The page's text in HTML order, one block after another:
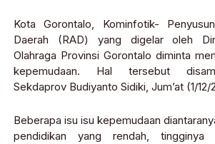
Kota Gorontalo, Kominfotik-
Daerah (RAD) yang digelar oleh
Olahraga Provinsi Gorontalo diminta
kepemudaan. Hal tersebut
Sekdaprov Budiyanto Sidiki, Jum’at (1/12/
Beberapa isu isu kepemudaan
pendidikan yang rendah, tingginya